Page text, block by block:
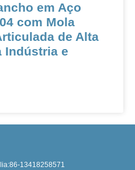
em Aço
com Mola
de Alta
Indústria e
13418258571